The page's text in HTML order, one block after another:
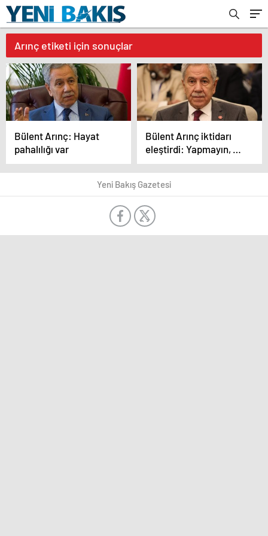
Arınç etiketi için sonuçlar
Bülent Arınç: Hayat
pahalılığı var
Bülent Arınç iktidarı
eleştirdi: Yapmayın, bu
kadar basit değil olay
Yeni Bakış Gazetesi